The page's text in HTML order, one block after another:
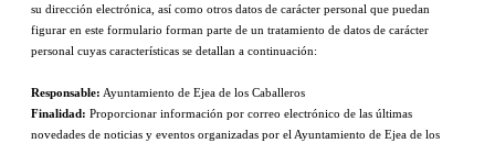
su dirección electrónica, así como otros datos de carácter personal que puedan
figurar en este formulario forman parte de un tratamiento de datos de carácter
personal cuyas características se detallan a continuación:
Responsable: Ayuntamiento de Ejea de los Caballeros
Finalidad: Proporcionar información por correo electrónico de las últimas
novedades de noticias y eventos organizadas por el Ayuntamiento de Ejea de los